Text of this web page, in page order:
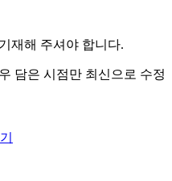
재해 주셔야 합니다.
담은 시점만 최신으로 수정